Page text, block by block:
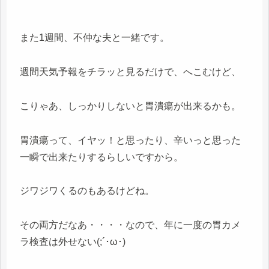
また1週間、不仲な夫と一緒です。
週間天気予報をチラッと見るだけで、へこむけど、
こりゃあ、しっかりしないと胃潰瘍が出来るかも。
胃潰瘍って、イヤッ！と思ったり、辛いっと思った
一瞬で出来たりするらしいですから。
ジワジワくるのもあるけどね。
その両方だなあ・・・・なので、年に一度の胃カメ
ラ検査は外せない(;´･ω･)